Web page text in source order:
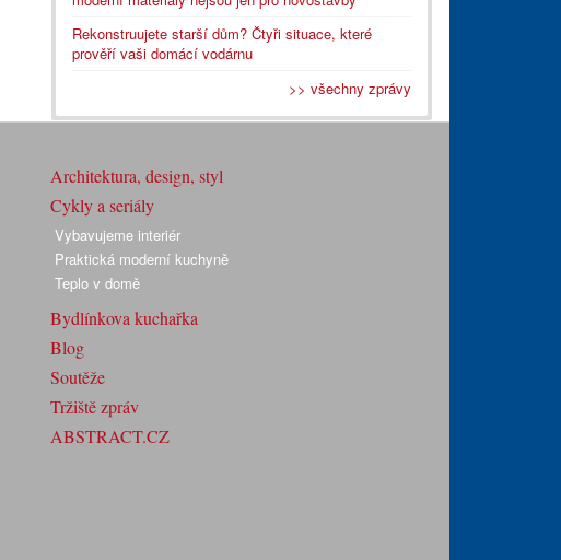
Rekonstruujete starší dům? Čtyři situace, které
prověří vaši domácí vodárnu
>> všechny zprávy
Architektura, design, styl
Cykly a seriály
Vybavujeme interiér
Praktická moderní kuchyně
Teplo v domě
Bydlínkova kuchařka
Blog
Soutěže
Tržiště zpráv
ABSTRACT.CZ